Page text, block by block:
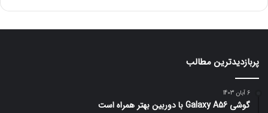
پربازدیدترین مطالب
6 آبان 1403
گوشی Galaxy A56 با دوربین بهتر همراه است